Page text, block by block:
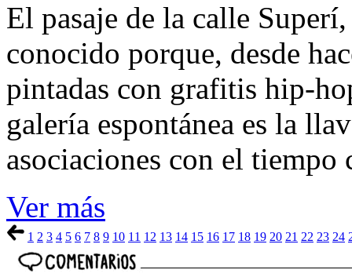
El pasaje de la calle
conocido porque, desde
pintadas con grafitis hip-
galería espontánea es la
asociaciones con el
Ver más
1 2 3 4 5 6 7 8 9 10 11 12 13 14 15 16 17 18 19 20 21 22 23 24